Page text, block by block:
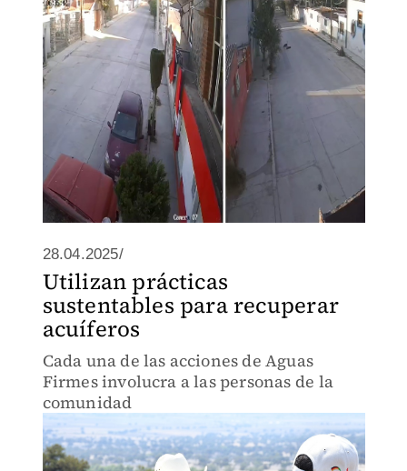
28.04.2025/
Utilizan prácticas
sustentables para recuperar
acuíferos
Cada una de las acciones de Aguas
Firmes involucra a las personas de la
comunidad